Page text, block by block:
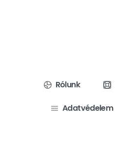
Rólunk
Adatvédelem